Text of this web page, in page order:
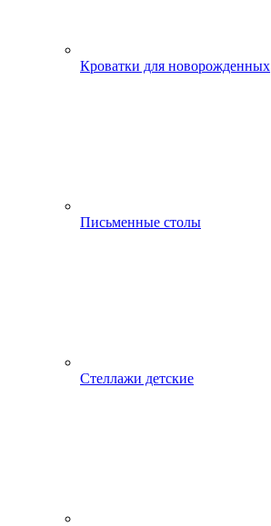
Кроватки для новорожденных
Письменные столы
Стеллажи детские